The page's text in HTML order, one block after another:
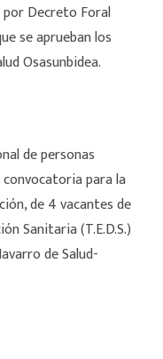
Decreto Foral
se aprueban los
Osasunbidea.
de personas
para la
de 4 vacantes de
Sanitaria (T.E.D.S.)
de Salud-